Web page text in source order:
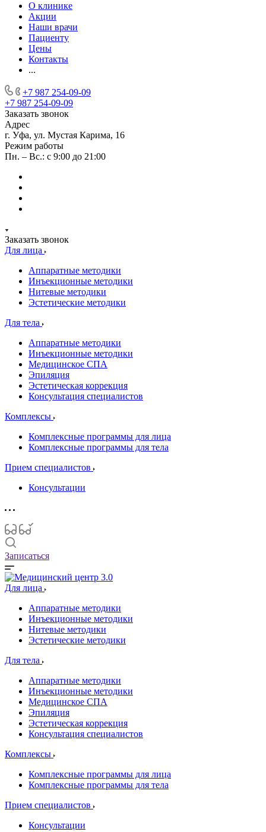
О клинике
Акции
Наши врачи
Пациенту
Цены
Контакты
...
+7 987 254-09-09
+7 987 254-09-09
Заказать звонок
Адрес
г. Уфа, ул. Мустая Карима, 16
Режим работы
Пн. – Вс.: с 9:00 до 21:00
Заказать звонок
Для лица
Аппаратные методики
Инъекционные методики
Нитевые методики
Эстетические методики
Для тела
Аппаратные методики
Инъекционные методики
Медицинское СПА
Эпиляция
Эстетическая коррекция
Консультация специалистов
Комплексы
Комплексные программы для лица
Комплексные программы для тела
Прием специалистов
Консультации
Записаться
Для лица
Аппаратные методики
Инъекционные методики
Нитевые методики
Эстетические методики
Для тела
Аппаратные методики
Инъекционные методики
Медицинское СПА
Эпиляция
Эстетическая коррекция
Консультация специалистов
Комплексы
Комплексные программы для лица
Комплексные программы для тела
Прием специалистов
Консультации